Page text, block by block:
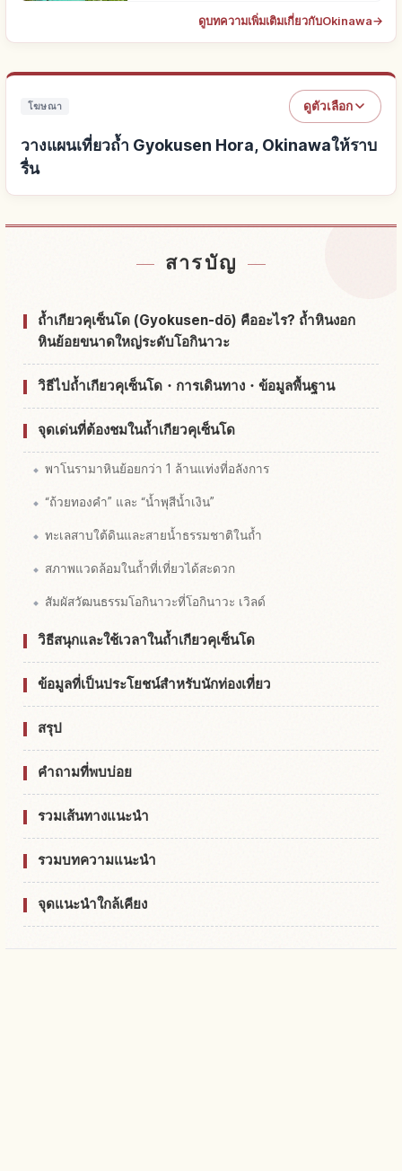
ดูบทความเพิ่มเติมเกี่ยวกับOkinawa→
โฆษณา ดูตัวเลือก
วางแผนเที่ยวถ้ำ Gyokusen Hora, Okinawaให้ราบ
รื่น
สารบัญ
ถ้ำเกียวคุเซ็นโด (Gyokusen-dō) คืออะไร? ถ้ำหินงอก
หินย้อยขนาดใหญ่ระดับโอกินาวะ
วิธีไปถ้ำเกียวคุเซ็นโด・การเดินทาง・ข้อมูลพื้นฐาน
จุดเด่นที่ต้องชมในถ้ำเกียวคุเซ็นโด
พาโนรามาหินย้อยกว่า 1 ล้านแท่งที่อลังการ
“ถ้วยทองคำ” และ “น้ำพุสีน้ำเงิน”
ทะเลสาบใต้ดินและสายน้ำธรรมชาติในถ้ำ
สภาพแวดล้อมในถ้ำที่เที่ยวได้สะดวก
สัมผัสวัฒนธรรมโอกินาวะที่โอกินาวะ เวิลด์
วิธีสนุกและใช้เวลาในถ้ำเกียวคุเซ็นโด
ข้อมูลที่เป็นประโยชน์สำหรับนักท่องเที่ยว
สรุป
คำถามที่พบบ่อย
รวมเส้นทางแนะนำ
รวมบทความแนะนำ
จุดแนะนำใกล้เคียง